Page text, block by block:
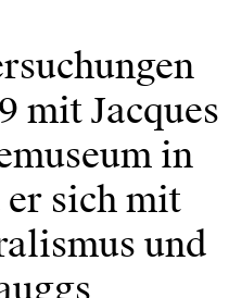
mit Jacques
in
er sich mit
und